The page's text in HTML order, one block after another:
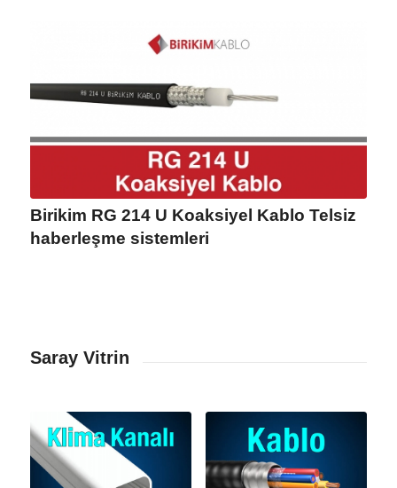
Birikim RG 214 U Koaksiyel Kablo Telsiz
haberleşme sistemleri
Saray Vitrin